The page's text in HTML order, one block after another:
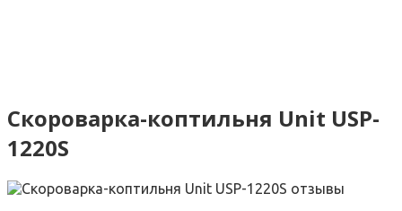
Скороварка-коптильня Unit USP-
1220S